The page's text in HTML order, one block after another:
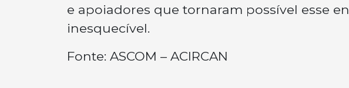
e apoiadores que tornaram possível esse
inesquecível.
Fonte: ASCOM – ACIRCAN